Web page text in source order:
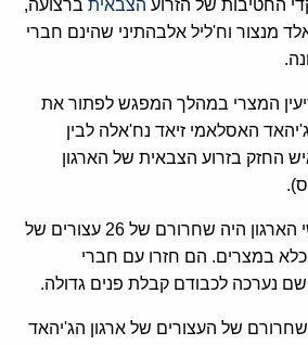
הצבאית ברצועה,
מנצור וח'ליל אלבהתיני שהינם חברי
המצרי במהלך המפגש לפתור את
האסלאמי זיאד נח'אלה לבין
החזק בזרוע הצבאית של הארגון
"הגזר" אותו קיבלו ראשי הארגון היה שחרורם של 26 עצורים של
במצרים. הם חזרו עם חברי
נערכה לכבודם קבלת פנים גדולה.
של העצורים של ארגון הג'יהאד